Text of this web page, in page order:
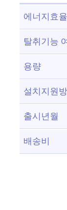
에너지효율
탈취기능
용량
설치지원
출시년월
배송비